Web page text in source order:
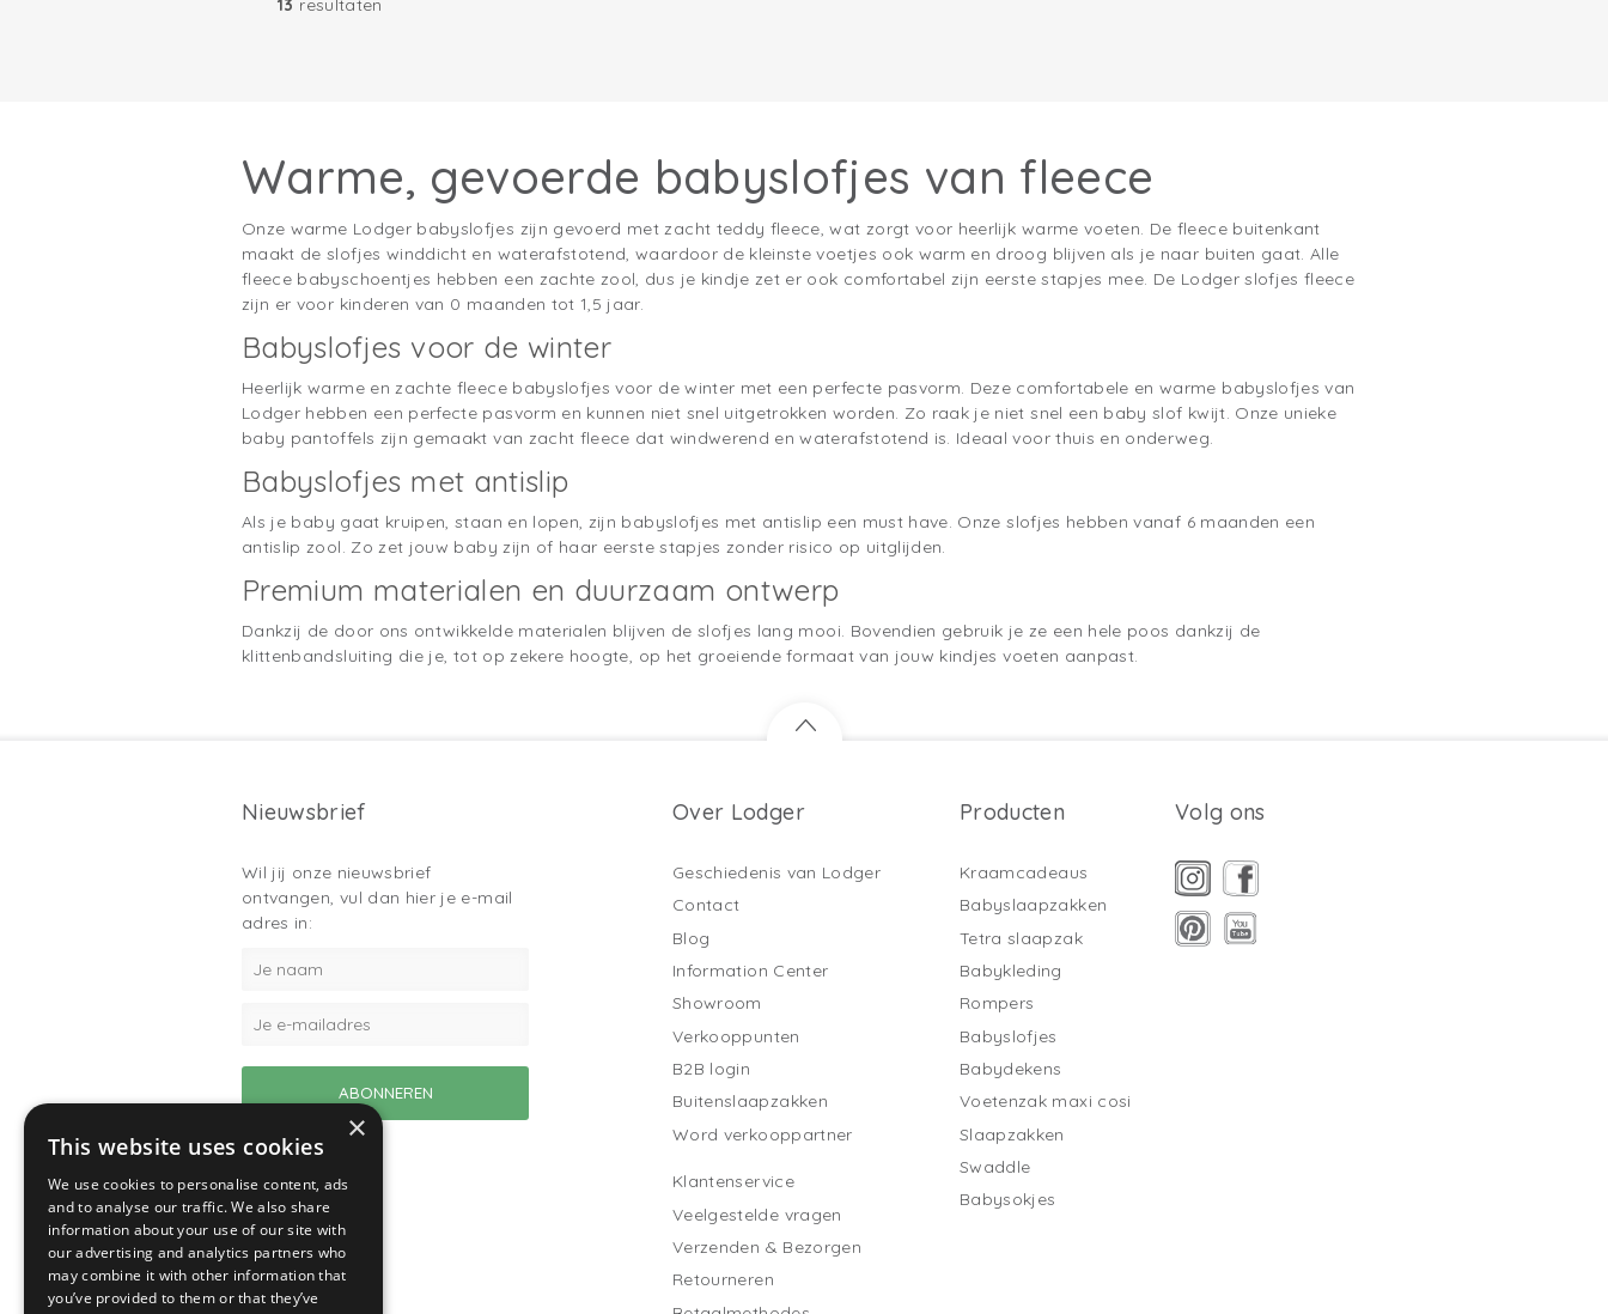
13 resultaten
Warme, gevoerde babyslofjes van fleece
Onze warme Lodger babyslofjes zijn gevoerd met zacht teddy fleece, wat zorgt voor heerlijk warme voeten. De fleece buitenkant
maakt de slofjes winddicht en waterafstotend, waardoor de kleinste voetjes ook warm en droog blijven als je naar buiten gaat. Alle
fleece babyschoentjes hebben een zachte zool, dus je kindje zet er ook comfortabel zijn eerste stapjes mee. De Lodger slofjes fleece
zijn er voor kinderen van 0 maanden tot 1,5 jaar.
Babyslofjes voor de winter
Heerlijk warme en zachte fleece babyslofjes voor de winter met een perfecte pasvorm. Deze comfortabele en warme babyslofjes van
Lodger hebben een perfecte pasvorm en kunnen niet snel uitgetrokken worden. Zo raak je niet snel een baby slof kwijt. Onze unieke
baby pantoffels zijn gemaakt van zacht fleece dat windwerend en waterafstotend is. Ideaal voor thuis en onderweg.
Babyslofjes met antislip
Als je baby gaat kruipen, staan en lopen, zijn babyslofjes met antislip een must have. Onze slofjes hebben vanaf 6 maanden een
antislip zool. Zo zet jouw baby zijn of haar eerste stapjes zonder risico op uitglijden.
Premium materialen en duurzaam ontwerp
Dankzij de door ons ontwikkelde materialen blijven de slofjes lang mooi. Bovendien gebruik je ze een hele poos dankzij de
klittenbandsluiting die je, tot op zekere hoogte, op het groeiende formaat van jouw kindjes voeten aanpast.
Nieuwsbrief
Wil jij onze nieuwsbrief
ontvangen, vul dan hier je e-mail
adres in:
Over Lodger
Geschiedenis van Lodger
Contact
Blog
Information Center
Showroom
Verkooppunten
B2B login
Buitenslaapzakken
Word verkooppartner
Klantenservice
Veelgestelde vragen
Verzenden & Bezorgen
Retourneren
Producten
Kraamcadeaus
Babyslaapzakken
Tetra slaapzak
Babykleding
Rompers
Babyslofjes
Babydekens
Voetenzak maxi cosi
Slaapzakken
Swaddle
Babysokjes
Volg ons
×
This website uses cookies
We use cookies to personalise content, ads
and to analyse our traffic. We also share
information about your use of our site with
our advertising and analytics partners who
may combine it with other information that
you’ve provided to them or that they’ve